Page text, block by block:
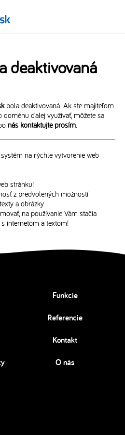
deaktivovaná
bola deaktivovaná. Ak ste majiteľom
ďalej využívať, môžete sa
nás kontaktujte prosím.
na rýchle vytvorenie web
stránku!
z predvolených možností
a obrázky
na používanie Vám stačia
internetom a textom!
Funkcie
Referencie
Kontakt
O nás